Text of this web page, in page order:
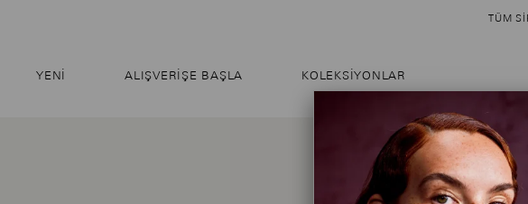
TÜM
YENI ALIŞVERIŞE BAŞLA KOLEKSİYONLAR